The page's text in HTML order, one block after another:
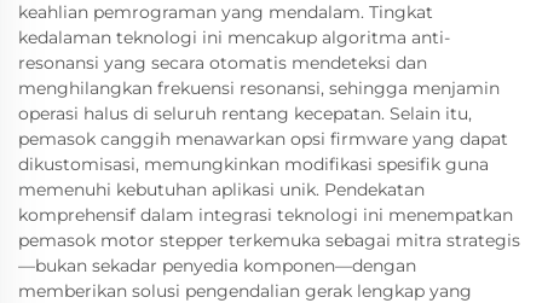
keahlian pemrograman yang mendalam. Tingkat
kedalaman teknologi ini mencakup algoritma anti-
resonansi yang secara otomatis mendeteksi dan
menghilangkan frekuensi resonansi, sehingga menjamin
operasi halus di seluruh rentang kecepatan. Selain itu,
pemasok canggih menawarkan opsi firmware yang dapat
dikustomisasi, memungkinkan modifikasi spesifik guna
memenuhi kebutuhan aplikasi unik. Pendekatan
komprehensif dalam integrasi teknologi ini menempatkan
pemasok motor stepper terkemuka sebagai mitra strategis
—bukan sekadar penyedia komponen—dengan
memberikan solusi pengendalian gerak lengkap yang